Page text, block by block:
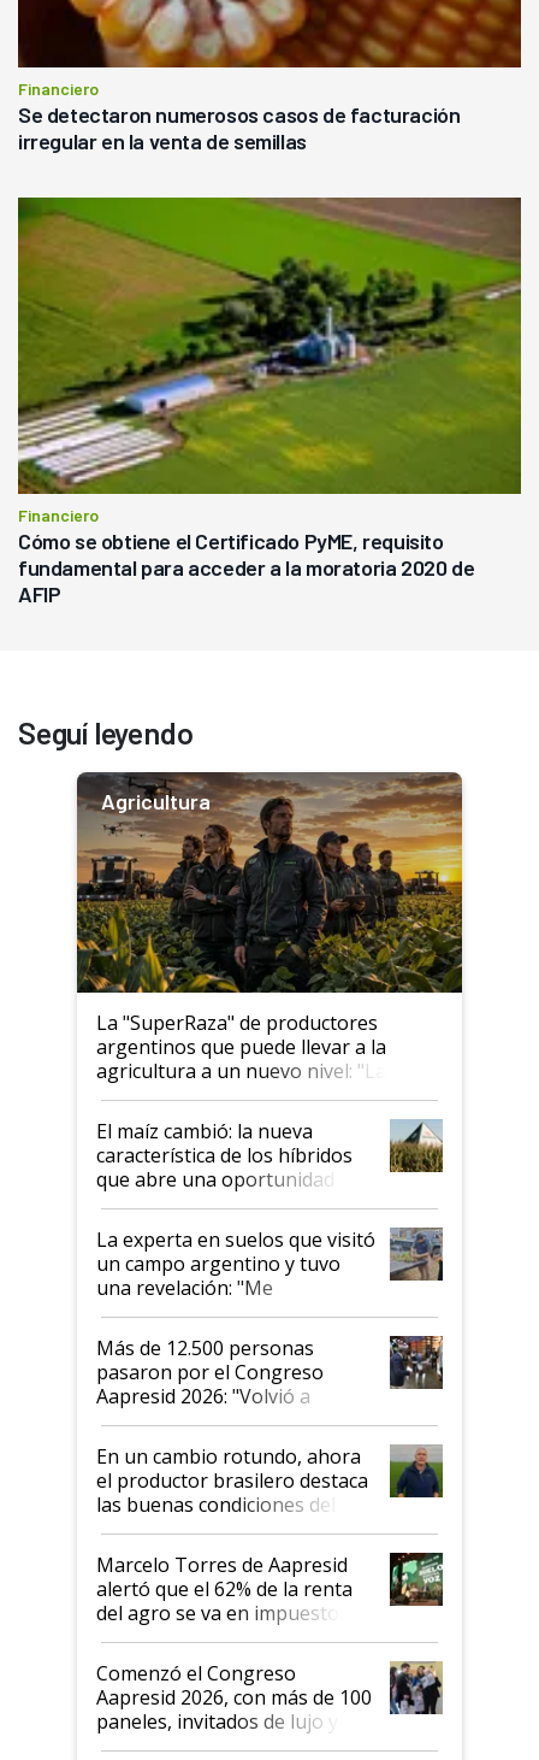
Financiero
Se detectaron numerosos casos de facturación
irregular en la venta de semillas
Financiero
Cómo se obtiene el Certificado PyME, requisito
fundamental para acceder a la moratoria 2020 de
AFIP
Seguí leyendo
Agricultura
La "SuperRaza" de productores
argentinos que puede llevar a la
agricultura a un nuevo nivel: "Las
posibilidades de crecimiento son
infinitas"
El maíz cambió: la nueva
característica de los híbridos
que abre una oportunidad en
el lote
La experta en suelos que visitó
un campo argentino y tuvo
una revelación: "Me
impresionó mucho"
Más de 12.500 personas
pasaron por el Congreso
Aapresid 2026: "Volvió a
demostrar que hablar del
suelo es hablar de todo el
sistema productivo"
En un cambio rotundo, ahora
el productor brasilero destaca
las buenas condiciones del
agro argentino para invertir:
"Los veo más motivados"
Marcelo Torres de Aapresid
alertó que el 62% de la renta
del agro se va en impuestos:
"No es bueno que en
Argentina se sigan discutiendo
las mismas cosas de hace 50
años"
Comenzó el Congreso
Aapresid 2026, con más de 100
paneles, invitados de lujo y
todas las tendencias